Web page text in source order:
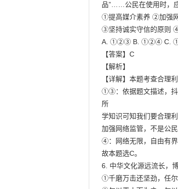
品”……公民在使用时，
①提高媒介素养 ②加强
③坚持诚实守信的原则
A. ①②③ B. ①②④ C.
【答案】C
【解析】
【详解】本题考查合理
①③：依据题文描述，抖
所
学知识可知我们要合理
加强网络监管，不是公
④：网络无限，自由有
故本题选C。
6. 中华文化源远流长，
①千磨万击还坚劲，任